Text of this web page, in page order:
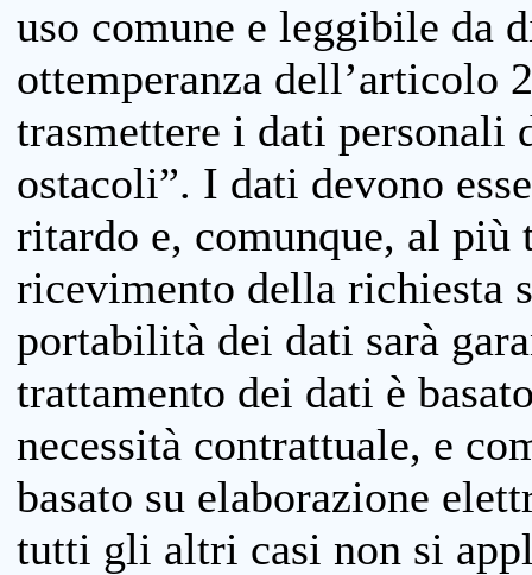
uso comune e leggibile da
ottemperanza dell’articolo
trasmettere i dati personali
ostacoli”. I dati devono
ritardo e, comunque, al più
ricevimento della richiesta
portabilità dei dati sarà
trattamento dei dati è
necessità contrattuale, e
basato su elaborazione
tutti gli altri casi non si